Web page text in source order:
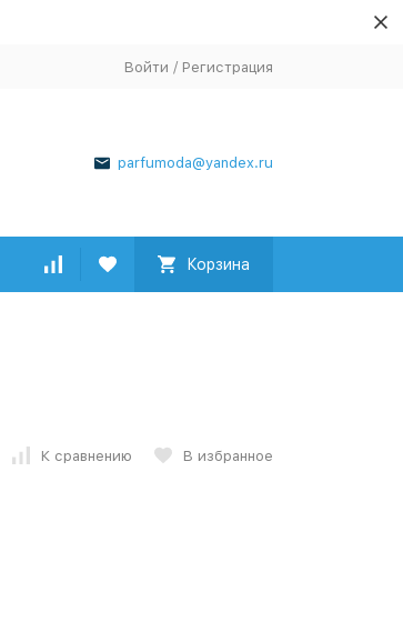
Войти / Регистрация
parfumoda@yandex.ru
Корзина
К сравнению В избранное